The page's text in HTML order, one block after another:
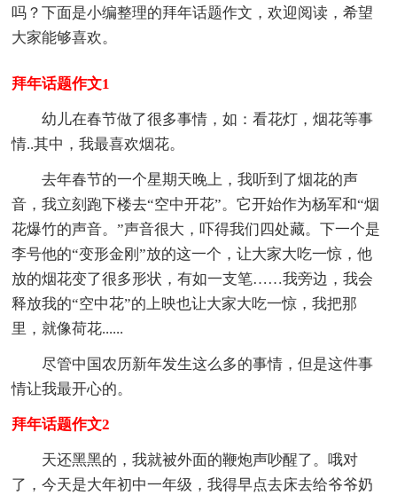
吗？下面是小编整理的拜年话题作文，欢迎阅读，希望
大家能够喜欢。
拜年话题作文1
幼儿在春节做了很多事情，如：看花灯，烟花等事
情..其中，我最喜欢烟花。
去年春节的一个星期天晚上，我听到了烟花的声
音，我立刻跑下楼去“空中开花”。它开始作为杨军和“烟
花爆竹的声音。”声音很大，吓得我们四处藏。下一个是
李号他的“变形金刚”放的这一个，让大家大吃一惊，他
放的烟花变了很多形状，有如一支笔……我旁边，我会
释放我的“空中花”的上映也让大家大吃一惊，我把那
里，就像荷花......
尽管中国农历新年发生这么多的事情，但是这件事
情让我最开心的。
拜年话题作文2
天还黑黑的，我就被外面的鞭炮声吵醒了。哦对
了，今天是大年初中一年级，我得早点去床去给爷爷奶